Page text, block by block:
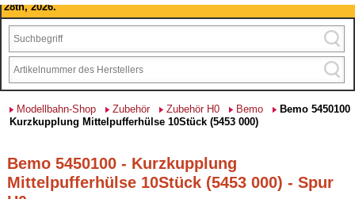
28th, 2026.
Modellbahn-Shop Zubehör Zubehör H0 Bemo
Bemo 5450100
Kurzkupplung Mittelpufferhülse 10Stück (5453 000)
Bemo 5450100 - Kurzkupplung
Mittelpufferhülse 10Stück (5453 000) - Spur